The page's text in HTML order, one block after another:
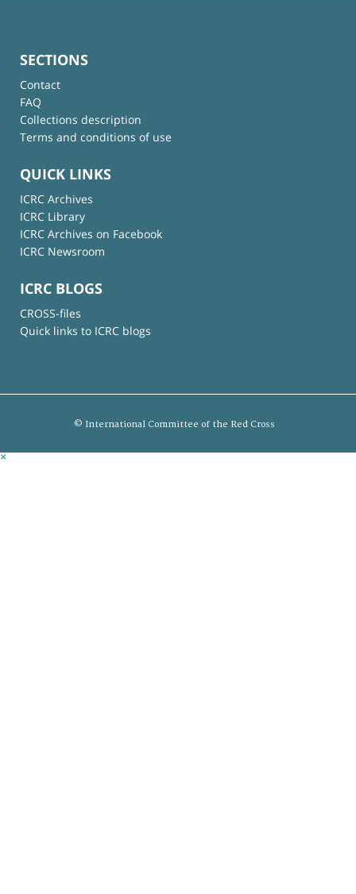
SECTIONS
Contact
FAQ
Collections description
Terms and conditions of use
QUICK LINKS
ICRC Archives
ICRC Library
ICRC Archives on Facebook
ICRC Newsroom
ICRC BLOGS
CROSS-files
Quick links to ICRC blogs
© International Committee of the Red Cross
×